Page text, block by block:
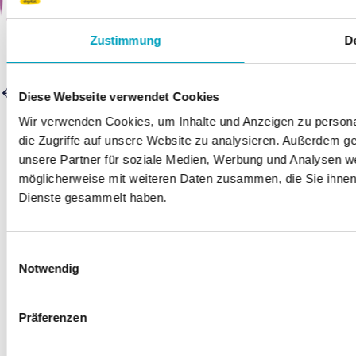
Zustimmung
Diese Webseite verwendet Cookies
Wir verwenden Cookies, um Inhalte und Anzeigen zu
die Zugriffe auf unsere Website zu analysieren. Außerdem
unsere Partner für soziale Medien, Werbung und Analysen
möglicherweise mit weiteren Daten zusammen, die Sie
Dienste gesammelt haben.
Notwendig
Präferenzen
Was ihr für den Kurs braucht
Superposition
Copyright (c) Junge Tüftler gGmbH 2025. All rights reserved.
DeutschDeutsch